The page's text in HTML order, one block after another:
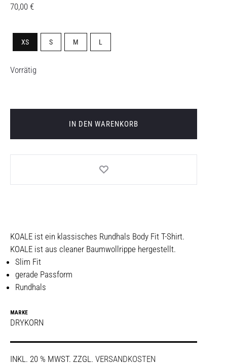
70,00 €
XS S M L
Vorrätig
IN DEN WARENKORB
KOALE ist ein klassisches Rundhals Body Fit T-Shirt.
KOALE ist aus cleaner Baumwollrippe hergestellt.
Slim Fit
gerade Passform
Rundhals
MARKE
DRYKORN
INKL. 20 % MWST. ZZGL. VERSANDKOSTEN